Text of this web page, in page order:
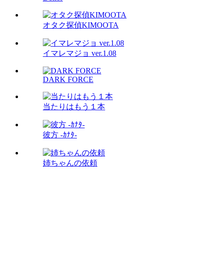
オタク探偵KIMOOTA
イマレマジョ ver.1.08
DARK FORCE
当たりはもう１本
彼方 -ｶﾅﾀ-
姉ちゃんの依頼